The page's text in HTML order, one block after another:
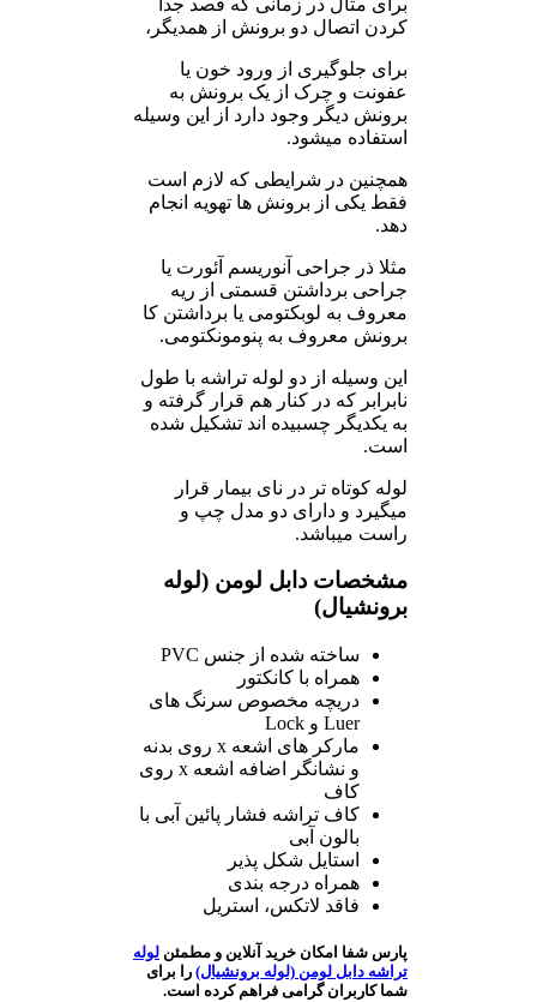
برای مثال در زمانی که قصد جدا
کردن اتصال دو برونش از همدیگر،
برای جلوگیری از ورود خون یا
عفونت و چرک از یک برونش به
برونش دیگر وجود دارد از این وسیله
استفاده میشود.
همچنین در شرایطی که لازم است
فقط یکی از برونش ها تهویه انجام
دهد.
مثلا ذر جراحی آنوریسم آئورت یا
جراحی برداشتن قسمتی از ریه
معروف به لوبکتومی یا برداشتن کا
برونش معروف به پنومونکتومی.
این وسیله از دو لوله تراشه با طول
نابرابر که در کنار هم قرار گرفته و
به یکدیگر چسبیده اند تشکیل شده
است.
لوله کوتاه تر در نای بیمار قرار
میگیرد و دارای دو مدل چپ و
راست میباشد.
مشخصات دابل لومن (لوله
برونشیال)
ساخته شده از جنس PVC
همراه با کانکتور
دریچه مخصوص سرنگ های
Luer و Lock
مارکر های اشعه x روی بدنه
و نشانگر اضافه اشعه x روی
کاف
کاف تراشه فشار پائین آبی با
بالون آبی
استایل شکل پذیر
همراه درجه بندی
فاقد لاتکس، استریل
پارس شفا امکان خرید آنلاین و مطمئنلوله
تراشه دابل لومن (لوله برونشیال)را برای
شما کاربران گرامی فراهم کرده است.